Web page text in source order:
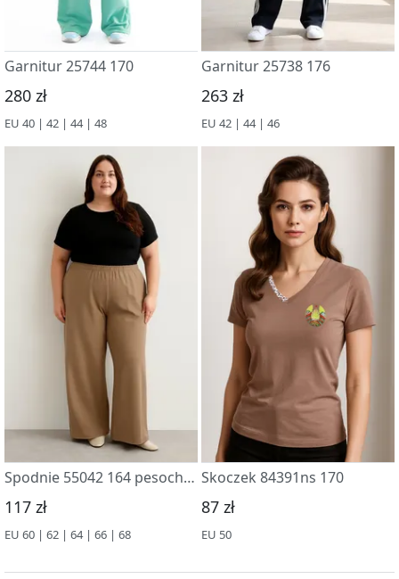
Garnitur 25744 170
280 zł
EU 40 | 42 | 44 | 48
Garnitur 25738 176
263 zł
EU 42 | 44 | 46
Spodnie 55042 164 pesochnyj
117 zł
EU 60 | 62 | 64 | 66 | 68
Skoczek 84391ns 170
87 zł
EU 50